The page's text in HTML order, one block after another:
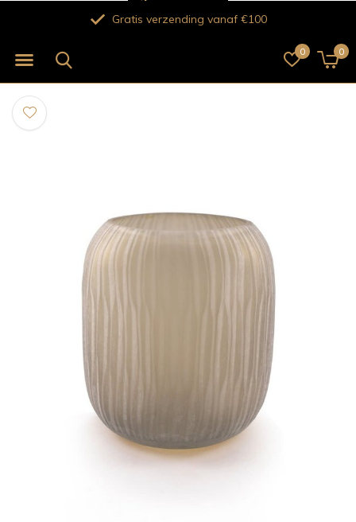
0 0
Verse bloemen voor 12.00 uur besteld vandaag nog bezorgd!